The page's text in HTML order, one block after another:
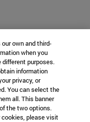
own and third-
when you
purposes.
information
privacy, or
You can select the
all. This banner
the two options.
please visit